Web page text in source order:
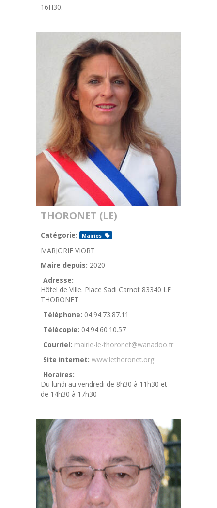
16H30.
THORONET (LE)
Catégorie: Mairies
MARJORIE VIORT
Maire depuis: 2020
Adresse:
Hôtel de Ville. Place Sadi Carnot 83340 LE
THORONET
Téléphone: 04.94.73.87.11
Télécopie: 04.94.60.10.57
Courriel: mairie-le-thoronet@wanadoo.fr
Site internet: www.lethoronet.org
Horaires:
Du lundi au vendredi de 8h30 à 11h30 et
de 14h30 à 17h30